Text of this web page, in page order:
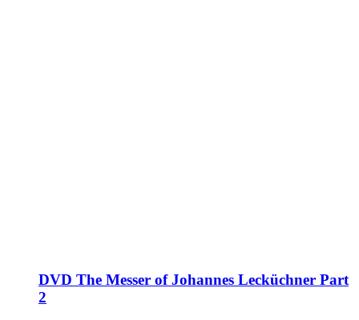
DVD The Messer of Johannes Lecküchner Part
2